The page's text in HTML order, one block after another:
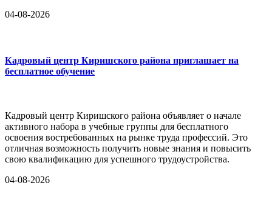
04-08-2026
Кадровый центр Киришского района приглашает на
бесплатное обучение
Кадровый центр Киришского района объявляет о начале
активного набора в учебные группы для бесплатного
освоения востребованных на рынке труда профессий. Это
отличная возможность получить новые знания и повысить
свою квалификацию для успешного трудоустройства.
04-08-2026